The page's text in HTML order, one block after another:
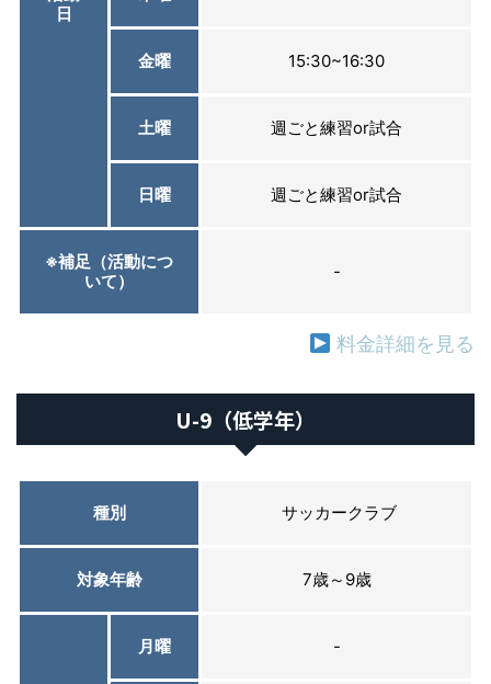
日
金曜 15:30~16:30
土曜 週ごと練習or試合
日曜 週ごと練習or試合
※補足（活動につ
いて）
-
料金詳細を見る
U-9（低学年）
種別 サッカークラブ
対象年齢 7歳～9歳
月曜 -